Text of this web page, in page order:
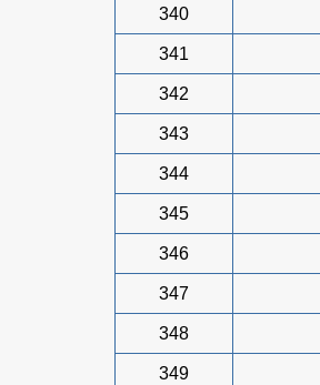
340
341
342
343
344
345
346
347
348
349